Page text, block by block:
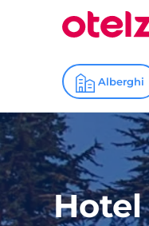
Alberghi
Hotel